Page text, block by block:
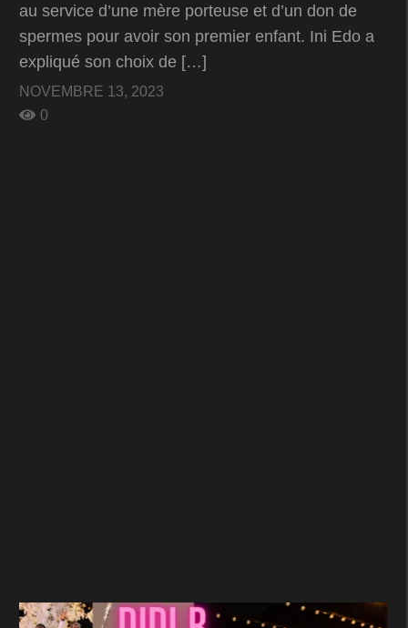
au service d’une mère porteuse et d’un don de
spermes pour avoir son premier enfant. Ini Edo a
expliqué son choix de […]
NOVEMBRE 13, 2023
0